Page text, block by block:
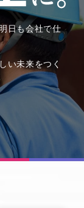
日も会社で仕
い未来をつく